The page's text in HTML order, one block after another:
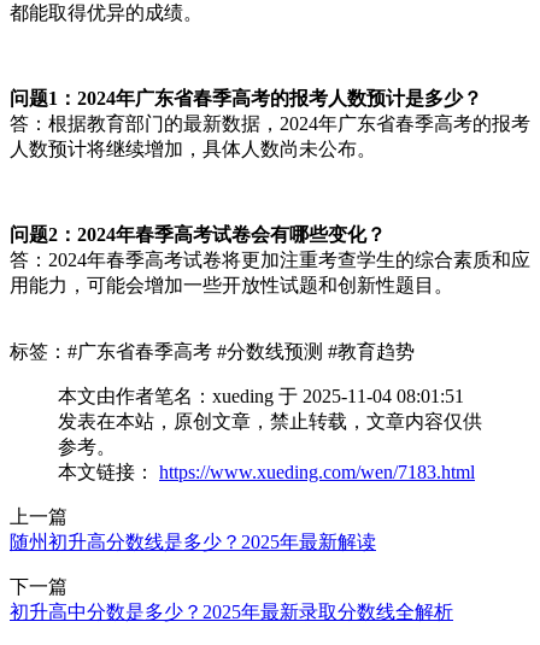
都能取得优异的成绩。
问题1：2024年广东省春季高考的报考人数预计是多少？
答：根据教育部门的最新数据，2024年广东省春季高考的报考
人数预计将继续增加，具体人数尚未公布。
问题2：2024年春季高考试卷会有哪些变化？
答：2024年春季高考试卷将更加注重考查学生的综合素质和应
用能力，可能会增加一些开放性试题和创新性题目。
标签：#广东省春季高考 #分数线预测 #教育趋势
本文由作者笔名：xueding 于 2025-11-04 08:01:51
发表在本站，原创文章，禁止转载，文章内容仅供
参考。
本文链接： https://www.xueding.com/wen/7183.html
上一篇
随州初升高分数线是多少？2025年最新解读
下一篇
初升高中分数是多少？2025年最新录取分数线全解析